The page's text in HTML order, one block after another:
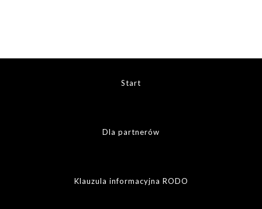
Start
Dla partnerów
Klauzula informacyjna RODO